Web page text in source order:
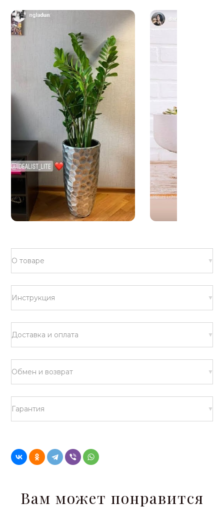
О товаре
Инструкция
Доставка и оплата
Обмен и возврат
Гарантия
Вам может понравится